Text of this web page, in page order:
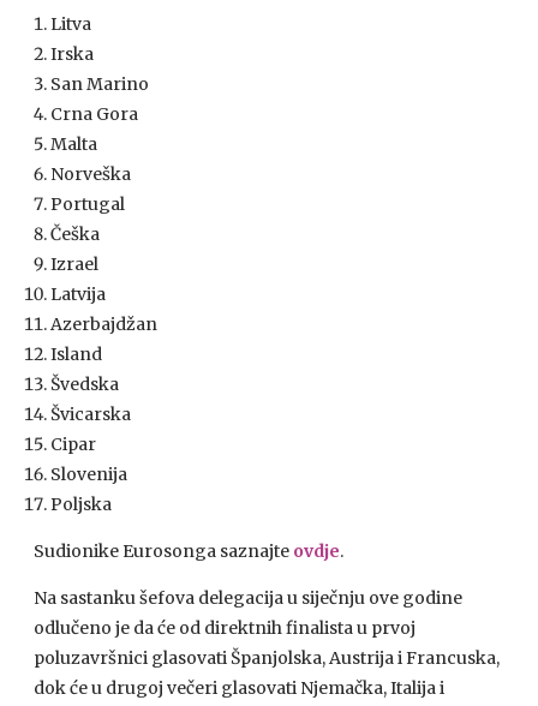
Litva
Irska
San Marino
Crna Gora
Malta
Norveška
Portugal
Češka
Izrael
Latvija
Azerbajdžan
Island
Švedska
Švicarska
Cipar
Slovenija
Poljska
Sudionike Eurosonga saznajte ovdje.
Na sastanku šefova delegacija u siječnju ove godine
odlučeno je da će od direktnih finalista u prvoj
poluzavršnici glasovati Španjolska, Austrija i Francuska,
dok će u drugoj večeri glasovati Njemačka, Italija i